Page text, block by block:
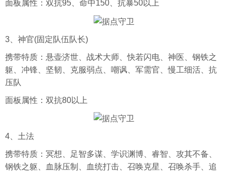
面板属性：双抗95、命中150、抗暴50以上
3、神官(固定队伍队长)
携带特质：悬壶济世、战术大师、快若闪电、神医、钢铁之
躯、冲锋、坚韧、克服弱点、嘲讽、军需官、慢工细活、抗
压队
面板属性：双抗80以上
4、土法
携带特质：冥想、足智多谋、学识渊博、睿智、攻其不备、
钢铁之躯、血脉压制、血统打击、召唤克星、召唤杀手、追